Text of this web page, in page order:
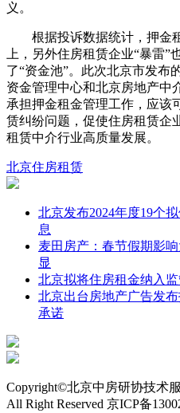
义。
根据投诉数据统计，押金
上，另外住房租赁企业“暴雷
了“资金池”。此次北京市发布
资金管理中心和北京房地产中
承担押金租金管理工作，应该
赁纠纷问题，促使住房租赁企
租赁中介行业高质量发展。
北京住房租赁
北京发布2024年度19个
息
麦田房产：春节假期影
显
北京拟将住房租金纳入监
北京出台房地产广告发
承诺
Copyright©北京中房研协技术
All Right Reserved 京ICP备